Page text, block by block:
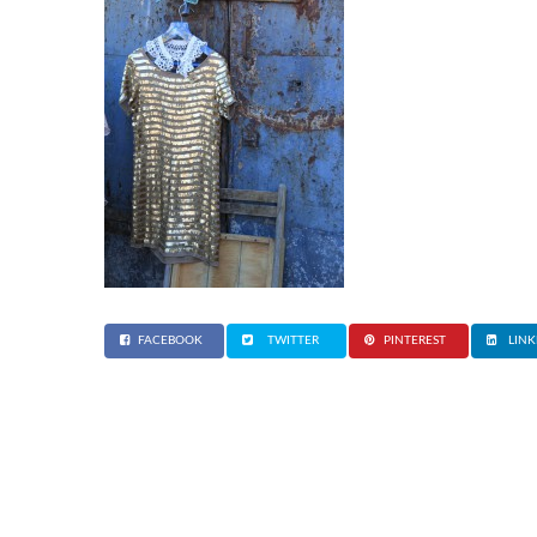
FACEBOOK TWITTER PINTEREST